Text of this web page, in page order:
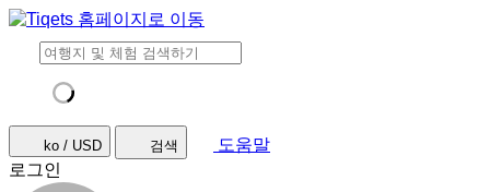
ko / USD 검색
도움말
로그인